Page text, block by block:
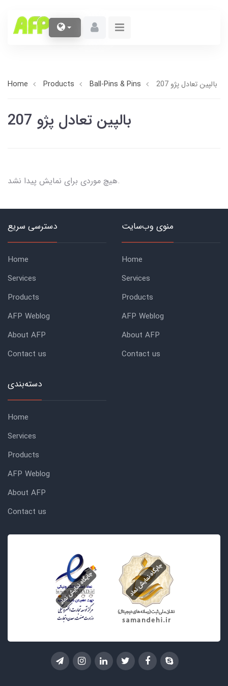
Home Products Ball-Pins & Pins بالپین تعادل پژو 207
بالپین تعادل پژو 207
هیچ موردی برای نمایش پیدا نشد.
دسترسی سریع
Home
Services
Products
AFP Weblog
About AFP
Contact us
منوی وب‌سایت
Home
Services
Products
AFP Weblog
About AFP
Contact us
دسته‌بندی
Home
Services
Products
AFP Weblog
About AFP
Contact us